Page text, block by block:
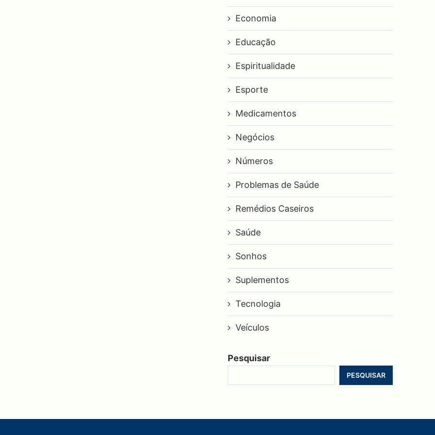
Economia
Educação
Espiritualidade
Esporte
Medicamentos
Negócios
Números
Problemas de Saúde
Remédios Caseiros
Saúde
Sonhos
Suplementos
Tecnologia
Veículos
Pesquisar
PESQUISAR